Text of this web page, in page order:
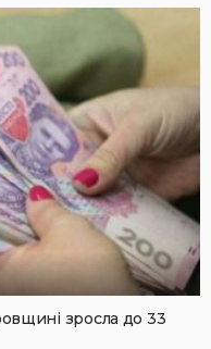
зросла до 33